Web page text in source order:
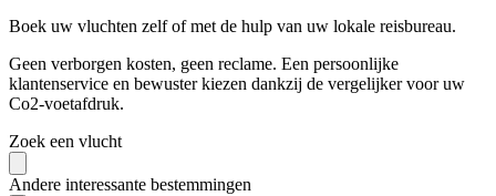
Boek uw vluchten zelf of met de hulp van uw lokale reisbureau.
Geen verborgen kosten, geen reclame. Een persoonlijke
klantenservice en bewuster kiezen dankzij de vergelijker voor uw
Co2-voetafdruk.
Zoek een vlucht
Andere interessante bestemmingen